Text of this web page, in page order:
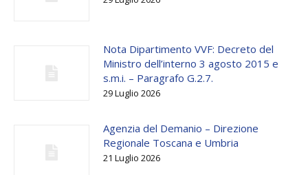
Nota Dipartimento VVF: Decreto del
Ministro dell’interno 3 agosto 2015 e
s.m.i. – Paragrafo G.2.7.
29 Luglio 2026
Agenzia del Demanio – Direzione
Regionale Toscana e Umbria
21 Luglio 2026